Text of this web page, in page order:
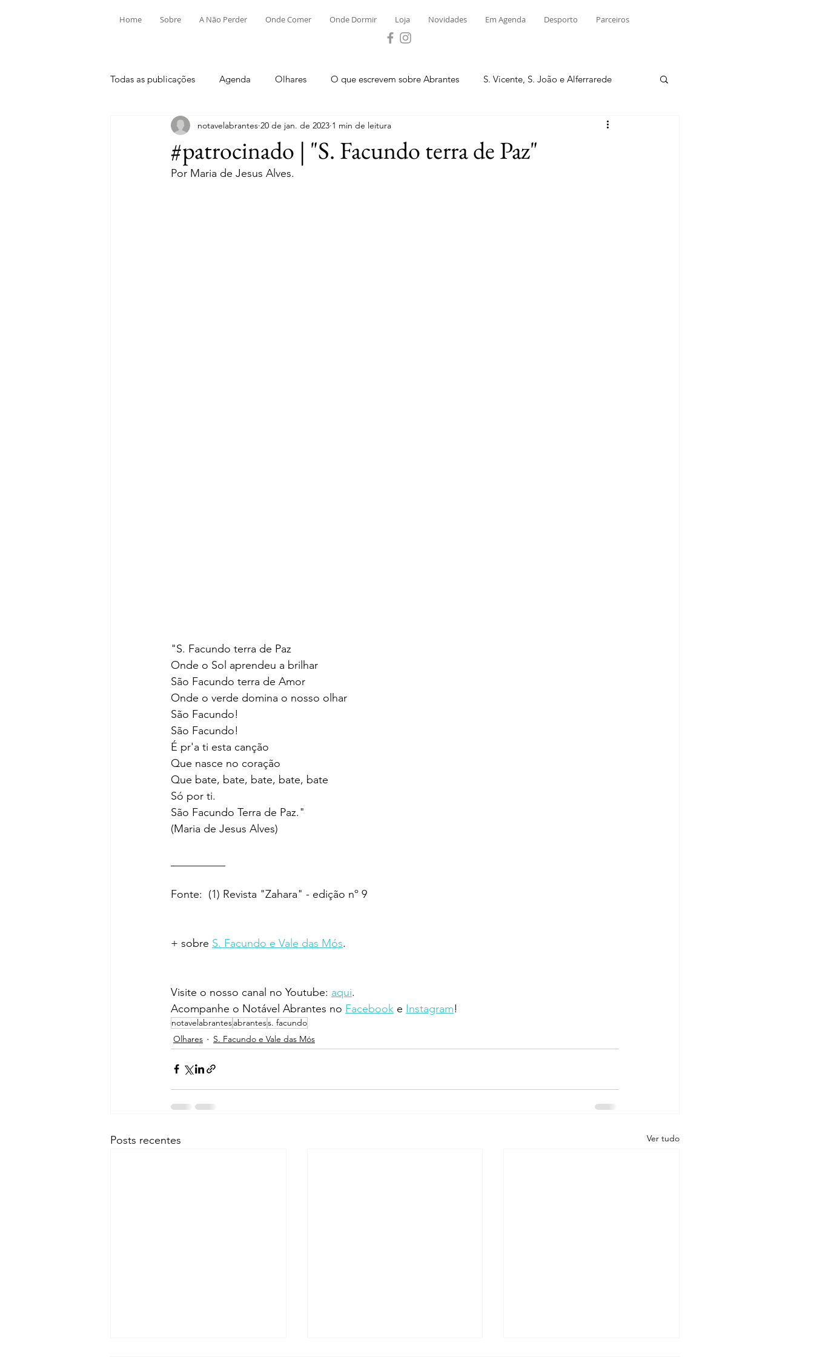
Home Sobre A Não Perder Onde Comer Onde Dormir Loja Novidades Em Agenda Desporto Parceiros
Todas as publicações Agenda Olhares O que escrevem sobre Abrantes S. Vicente, S. João e Alferrarede
Aldeia do Mato e Souto Alvega e Concavada Bemposta
Mouriscas Pego Rio de Moinhos
#patrocinado | "S. Facundo terra de Paz"
notavelabrantes 20 de jan. de 2023 1 min de leitura
Por Maria de Jesus Alves.
"S. Facundo terra de Paz
Onde o Sol aprendeu a brilhar
São Facundo terra de Amor
Onde o verde domina o nosso olhar
São Facundo!
São Facundo!
É pr'a ti esta canção
Que nasce no coração
Que bate, bate, bate, bate, bate
Só por ti.
São Facundo Terra de Paz."
(Maria de Jesus Alves)
Fonte:  (1) Revista "Zahara" - edição nº 9
+ sobre S. Facundo e Vale das Mós.
Visite o nosso canal no Youtube: aqui.
Acompanhe o Notável Abrantes no Facebook e Instagram!
notavelabrantesabrantess. facundo
Olhares
S. Facundo e Vale das Mós
Posts recentes Ver tudo